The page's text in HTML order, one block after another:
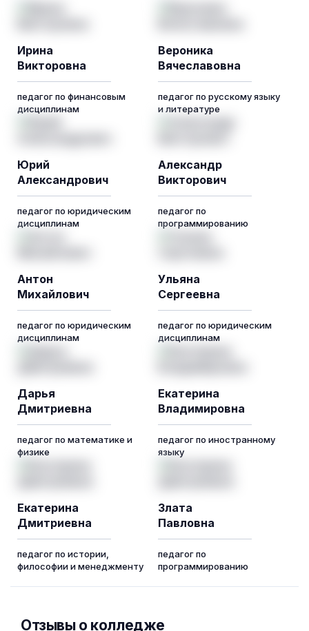
Ирина
Викторовна
педагог по финансовым
дисциплинам
Вероника
Вячеславовна
педагог по русскому языку
и литературе
Юрий
Александрович
педагог по юридическим
дисциплинам
Александр
Викторович
педагог по
программированию
Антон
Михайлович
педагог по юридическим
дисциплинам
Ульяна
Сергеевна
педагог по юридическим
дисциплинам
Дарья
Дмитриевна
педагог по математике и
физике
Екатерина
Владимировна
педагог по иностранному
языку
Екатерина
Дмитриевна
педагог по истории,
философии и менеджменту
Злата
Павловна
педагог по
программированию
Отзывы о колледже